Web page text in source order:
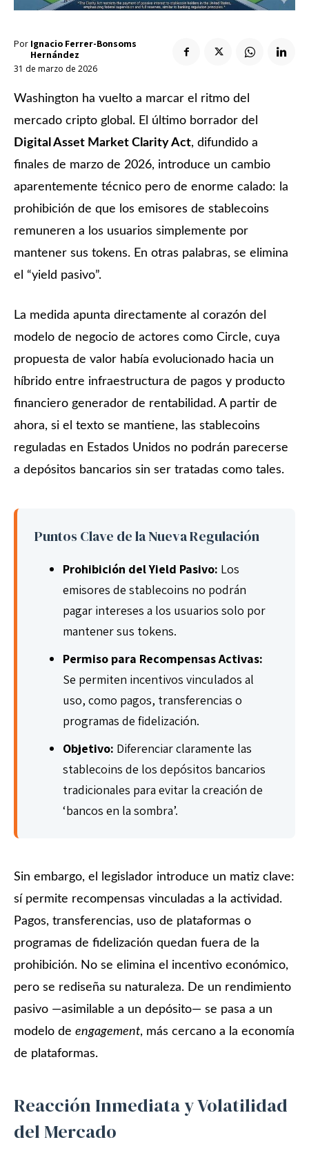
Enlaces útiles
Registro / Entrar
Suscribir
Contacto
Privacidad Aviso Legal Política de cookies
Privacidad Aviso Legal
Por Ignacio Ferrer-Bonsoms
Hernández
31 de marzo de 2026
Washington ha vuelto a marcar el ritmo del
mercado cripto global. El último borrador del
Digital Asset Market Clarity Act, difundido a
finales de marzo de 2026, introduce un cambio
aparentemente técnico pero de enorme calado: la
prohibición de que los emisores de stablecoins
remuneren a los usuarios simplemente por
mantener sus tokens. En otras palabras, se elimina
el “yield pasivo”.
La medida apunta directamente al corazón del
modelo de negocio de actores como Circle, cuya
propuesta de valor había evolucionado hacia un
híbrido entre infraestructura de pagos y producto
financiero generador de rentabilidad. A partir de
ahora, si el texto se mantiene, las stablecoins
reguladas en Estados Unidos no podrán parecerse
a depósitos bancarios sin ser tratadas como tales.
Puntos Clave de la Nueva Regulación
Prohibición del Yield Pasivo: Los
emisores de stablecoins no podrán
pagar intereses a los usuarios solo por
mantener sus tokens.
Permiso para Recompensas Activas:
Se permiten incentivos vinculados al
uso, como pagos, transferencias o
programas de fidelización.
Objetivo: Diferenciar claramente las
stablecoins de los depósitos bancarios
tradicionales para evitar la creación de
‘bancos en la sombra’.
Sin embargo, el legislador introduce un matiz clave:
sí permite recompensas vinculadas a la actividad.
Pagos, transferencias, uso de plataformas o
programas de fidelización quedan fuera de la
prohibición. No se elimina el incentivo económico,
pero se rediseña su naturaleza. De un rendimiento
pasivo —asimilable a un depósito— se pasa a un
modelo de engagement, más cercano a la economía
de plataformas.
Reacción Inmediata y Volatilidad
del Mercado